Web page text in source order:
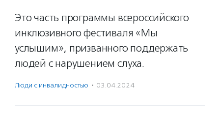
Это часть программы всероссийского
инклюзивного фестиваля «Мы
услышим», призванного поддержать
людей с нарушением слуха.
Люди с инвалидностью · 03.04.2024